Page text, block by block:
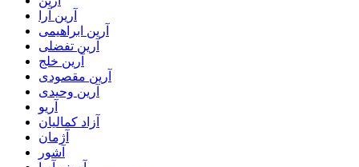
آرین آرا
آرین ابراهیمی
آرین تفضلی
آرین خلج
آرین مقصودی
آرین وحیدی
آریو
آزاد کمالیان
آژمان
آشور